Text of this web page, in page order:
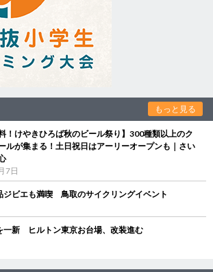
もっと見る
料！けやきひろば秋のビール祭り】300種類以上のク
ルが集まる！土日祝日はアーリーオープンも｜さい
7日
ジビエも満喫 鳥取のサイクリングイベント
一新 ヒルトン東京お台場、改装進む